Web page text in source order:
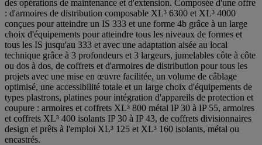
des opérations de maintenance et d'extension. Composée d'une offre
: d'armoires de distribution composable XL³ 6300 et XL³ 4000
conçues pour atteindre un IS 333 et une forme 4b grâce à un large
choix d'équipements pour atteindre tous les niveaux de formes et
tous les IS jusqu'au 333 et avec une adaptation aisée au local
technique grâce à 3 profondeurs et 3 largeurs, jumelables côte à côte
ou dos à dos, de coffrets et d'armoires de distribution pour tous les
projets avec une mise en œuvre facilitée, un volume de câblage
optimisé, une accessibilité totale et un large choix d'équipements de
types plastrons, platines pour intégration d'appareils de protection et
coupure : armoires et coffrets XL³ 800 métal IP 30 à IP 55, armoires
et coffrets XL³ 400 isolants IP 30 à IP 43, de coffrets divisionnaires
design et prêts à l'emploi XL³ 125 et XL³ 160 isolants, métal ou
encastrés.